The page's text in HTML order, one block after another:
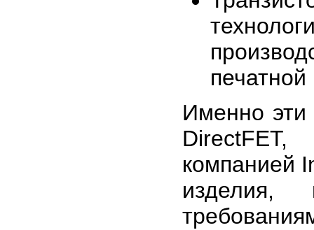
Именно эти
компанией
изделия,